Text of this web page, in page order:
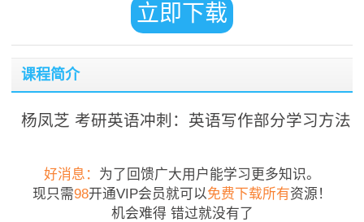
立即下载
课程简介
杨凤芝 考研英语冲刺：英语写作部分学习方法
好消息： 为了回馈广大用户能学习更多知识。
现只需98开通VIP会员就可以免费下载所有资源！
机会难得 错过就没有了